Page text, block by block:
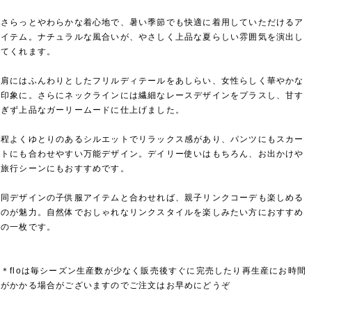
さらっとやわらかな着心地で、暑い季節でも快適に着用していただけるア
イテム。ナチュラルな風合いが、やさしく上品な夏らしい雰囲気を演出し
てくれます。
肩にはふんわりとしたフリルディテールをあしらい、女性らしく華やかな
印象に。さらにネックラインには繊細なレースデザインをプラスし、甘す
ぎず上品なガーリームードに仕上げました。
程よくゆとりのあるシルエットでリラックス感があり、パンツにもスカー
トにも合わせやすい万能デザイン。デイリー使いはもちろん、お出かけや
旅行シーンにもおすすめです。
同デザインの子供服アイテムと合わせれば、親子リンクコーデも楽しめる
のが魅力。自然体でおしゃれなリンクスタイルを楽しみたい方におすすめ
の一枚です。
＊floは毎シーズン生産数が少なく販売後すぐに完売したり再生産にお時間
がかかる場合がございますのでご注文はお早めにどうぞ